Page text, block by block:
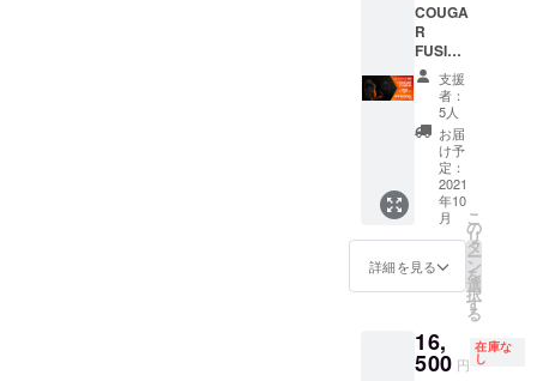
COUGA
R
FUSION
CAMPF
IRE限
¥10000
-OFF!!
Cougar
Fusion
支援
者：
5人
お届
け予
定：
2021
年10
月
詳細を見る
こ
の
リ
タ
ー
ン
を
選
択
す
る
16,
500 円
在庫な
し